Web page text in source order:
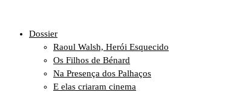
Dossier
Raoul Walsh, Herói Esquecido
Os Filhos de Bénard
Na Presença dos Palhaços
E elas criaram cinema